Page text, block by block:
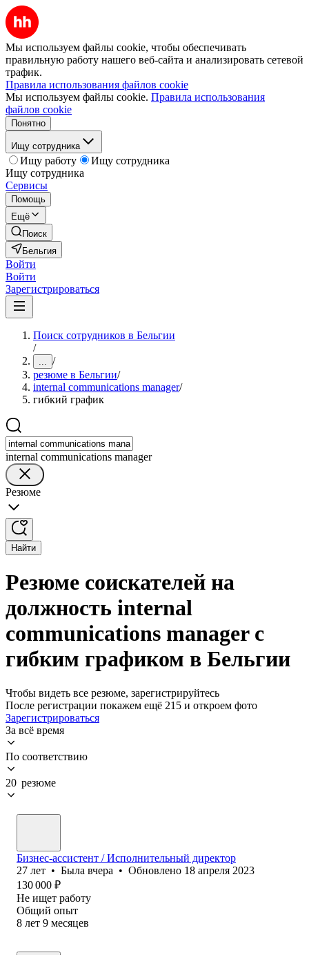
Мы используем файлы cookie, чтобы обеспечивать
правильную работу нашего веб-сайта и анализировать сетевой
трафик.
Правила использования файлов cookie
Мы используем файлы cookie. Правила использования
файлов cookie
Понятно
Ищу сотрудника
Ищу работу
Ищу сотрудника
Ищу сотрудника
Сервисы
Помощь
Ещё
Поиск
Бельгия
Войти
Войти
Зарегистрироваться
Поиск сотрудников в Бельгии
/
... /
резюме в Бельгии/
internal communications manager/
гибкий график
internal communications manager
Резюме
Найти
Резюме соискателей на
должность internal
communications manager с
гибким графиком в Бельгии
Чтобы видеть все резюме, зарегистрируйтесь
После регистрации покажем ещё 215 и откроем фото
Зарегистрироваться
За всё время
По соответствию
20 резюме
Бизнес-ассистент / Исполнительный директор
27 лет • Была вчера • Обновлено 18 апреля 2023
130 000 ₽
Не ищет работу
Общий опыт
8 лет 9 месяцев